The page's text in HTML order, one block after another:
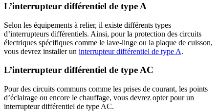
L’interrupteur différentiel de type A
Selon les équipements à relier, il existe différents types
d’interrupteurs différentiels. Ainsi, pour la protection des circuits
électriques spécifiques comme le lave-linge ou la plaque de cuisson,
vous devrez installer un interrupteur différentiel de type A.
L’interrupteur différentiel de type AC
Pour des circuits communs comme les prises de courant, les points
d’éclairage ou encore le chauffage, vous devrez opter pour un
interrupteur différentiel de type AC.